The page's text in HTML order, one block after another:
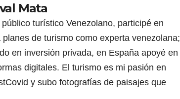
Mata
turístico Venezolano, participé en
de turismo como experta venezolana;
en inversión privada, en España apoyé en
digitales. El turismo es mi pasión en
y subo fotografías de paisajes que